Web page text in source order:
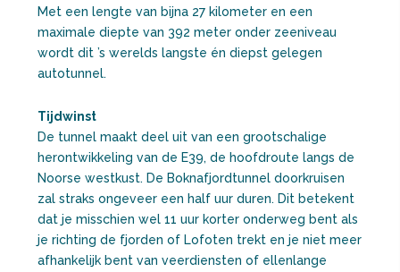
Met een lengte van bijna 27 kilometer en een
maximale diepte van 392 meter onder zeeniveau
wordt dit ’s werelds langste én diepst gelegen
autotunnel.
Tijdwinst
De tunnel maakt deel uit van een grootschalige
herontwikkeling van de E39, de hoofdroute langs de
Noorse westkust. De Boknafjordtunnel doorkruisen
zal straks ongeveer een half uur duren. Dit betekent
dat je misschien wel 11 uur korter onderweg bent als
je richting de fjorden of Lofoten trekt en je niet meer
afhankelijk bent van veerdiensten of ellenlange